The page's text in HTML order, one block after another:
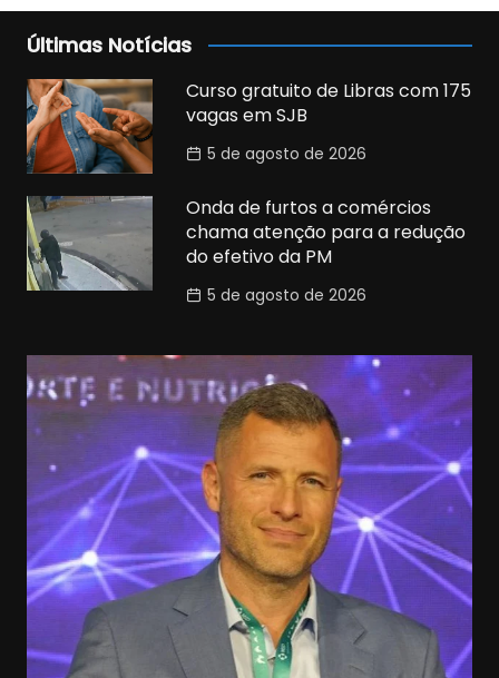
Últimas Notícias
Curso gratuito de Libras com 175
vagas em SJB
5 de agosto de 2026
Onda de furtos a comércios
chama atenção para a redução
do efetivo da PM
5 de agosto de 2026